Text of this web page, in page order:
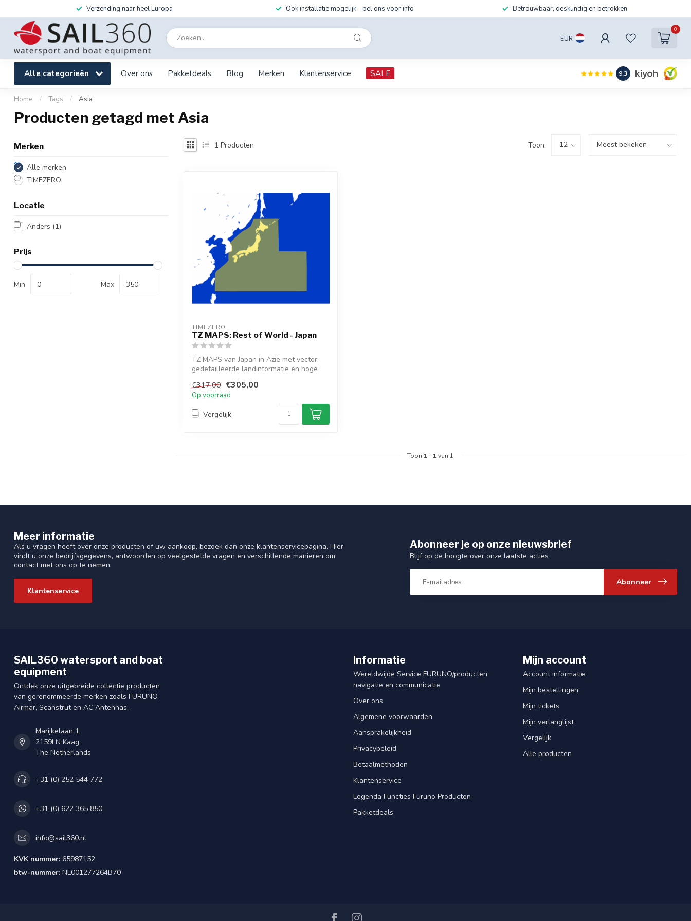
Verzending naar heel Europa Ook installatie mogelijk – bel ons voor info Betrouwbaar, deskundig en betrokken
EUR
0
Alle categorieën Over ons Pakketdeals Blog Merken Klantenservice SALE 9.3
Home / Tags / Asia
Producten getagd met Asia
Merken
Alle merken
TIMEZERO
Locatie
Anders (1)
Prijs
Min Max
1 Producten Toon:
TIMEZERO
TZ MAPS: Rest of World - Japan
TZ MAPS van Japan in Azië met vector,
gedetailleerde landinformatie en hoge
€317,00 €305,00
Op voorraad
Vergelijk
Toon 1 - 1van 1
Meer informatie
Als u vragen heeft over onze producten of uw aankoop, bezoek dan onze klantenservicepagina. Hier
vindt u onze bedrijfsgegevens, antwoorden op veelgestelde vragen en verschillende manieren om
contact met ons op te nemen.
Klantenservice
Abonneer je op onze nieuwsbrief
Blijf op de hoogte over onze laatste acties
Abonneer
SAIL360 watersport and boat
equipment
Ontdek onze uitgebreide collectie producten
van gerenommeerde merken zoals FURUNO,
Airmar, Scanstrut en AC Antennas.
Marijkelaan 1
2159LN Kaag
The Netherlands
+31 (0) 252 544 772
+31 (0) 622 365 850
info@sail360.nl
KVK nummer: 65987152
btw-nummer: NL001277264B70
Informatie
Wereldwijde Service FURUNO/producten
navigatie en communicatie
Over ons
Algemene voorwaarden
Aansprakelijkheid
Privacybeleid
Betaalmethoden
Klantenservice
Legenda Functies Furuno Producten
Pakketdeals
Mijn account
Account informatie
Mijn bestellingen
Mijn tickets
Mijn verlanglijst
Vergelijk
Alle producten